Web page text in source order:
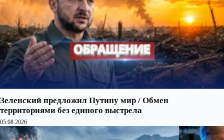
Зеленский предложил Путину мир / Обмен
территориями без единого выстрела
05.08.2026